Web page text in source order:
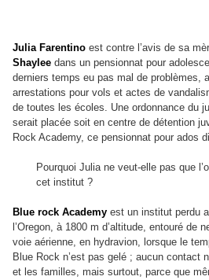
Julia Farentino est contre l’avis de sa
Shaylee dans un pensionnat pour
derniers temps eu pas mal de problèmes,
arrestations pour vols et actes de
de toutes les écoles. Une ordonnance du
serait placée soit en centre de détention
Rock Academy, ce pensionnat pour ados
Pourquoi Julia ne veut-elle pas que
cet institut ?
Blue rock Academy est un institut perdu
l’Oregon, à 1800 m d’altitude, entouré de
voie aérienne, en hydravion, lorsque le
Blue Rock n’est pas gelé ; aucun contact
et les familles, mais surtout, parce que